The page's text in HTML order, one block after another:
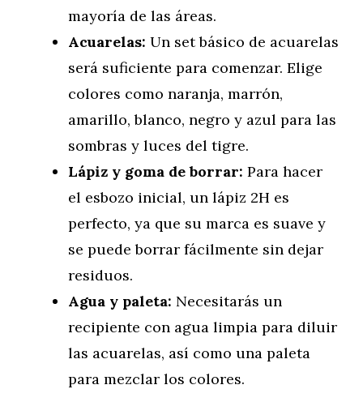
mayoría de las áreas.
Acuarelas: Un set básico de acuarelas
será suficiente para comenzar. Elige
colores como naranja, marrón,
amarillo, blanco, negro y azul para las
sombras y luces del tigre.
Lápiz y goma de borrar: Para hacer
el esbozo inicial, un lápiz 2H es
perfecto, ya que su marca es suave y
se puede borrar fácilmente sin dejar
residuos.
Agua y paleta: Necesitarás un
recipiente con agua limpia para diluir
las acuarelas, así como una paleta
para mezclar los colores.